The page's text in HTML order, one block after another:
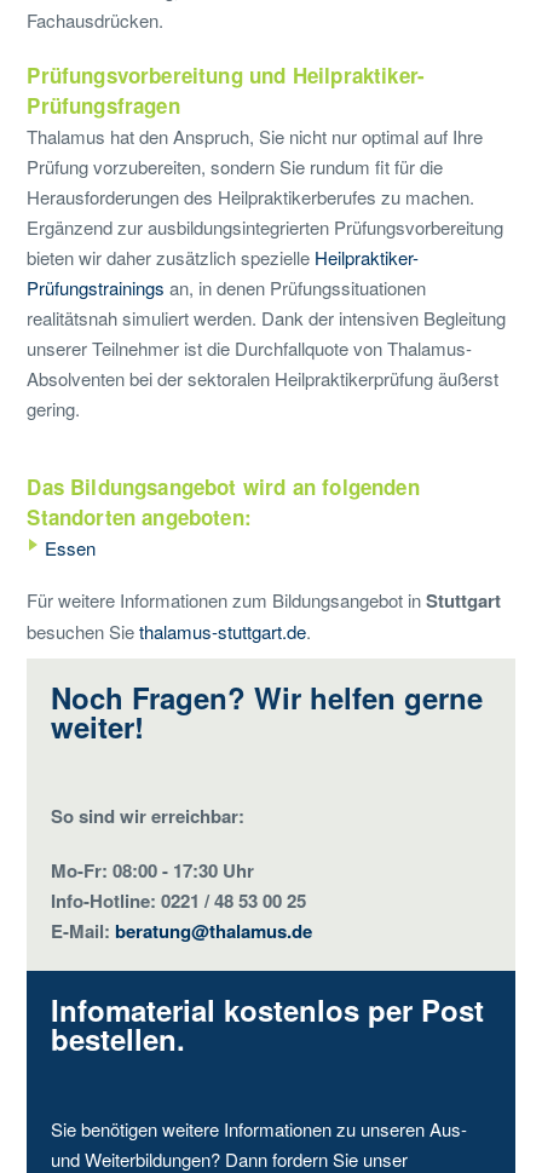
Fachausdrücken.
Prüfungsvorbereitung und Heilpraktiker-
Prüfungsfragen
Thalamus hat den Anspruch, Sie nicht nur optimal auf Ihre
Prüfung vorzubereiten, sondern Sie rundum fit für die
Herausforderungen des Heilpraktikerberufes zu machen.
Ergänzend zur ausbildungsintegrierten Prüfungsvorbereitung
bieten wir daher zusätzlich spezielle Heilpraktiker-
Prüfungstrainings an, in denen Prüfungssituationen
realitätsnah simuliert werden. Dank der intensiven Begleitung
unserer Teilnehmer ist die Durchfallquote von Thalamus-
Absolventen bei der sektoralen Heilpraktikerprüfung äußerst
gering.
Das Bildungsangebot wird an folgenden
Standorten angeboten:
Essen
Für weitere Informationen zum Bildungsangebot inStuttgart
besuchen Siethalamus-stuttgart.de.
Noch Fragen? Wir helfen gerne
weiter!
So sind wir erreichbar:
Mo-Fr: 08:00 - 17:30 Uhr
Info-Hotline: 0221 / 48 53 00 25
E-Mail:beratung@thalamus.de
Infomaterial kostenlos per Post
bestellen.
Sie benötigen weitere Informationen zu unseren Aus-
und Weiterbildungen? Dann fordern Sie unser